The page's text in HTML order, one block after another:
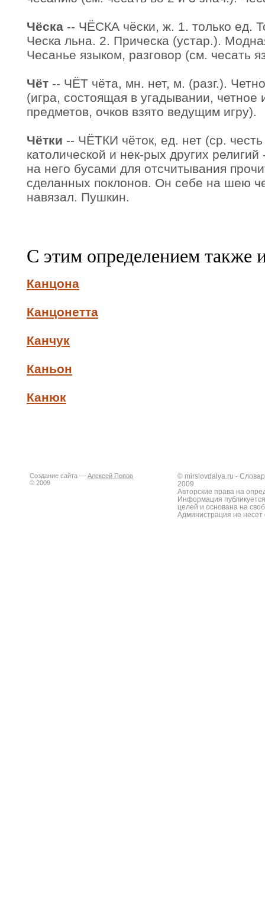
Чёска -- ЧЁСКА чёски, ж. 1. только ед.
Ческа льна. 2. Прическа (устар.).
Чесанье языком, разговор (см. чесать
Чёт -- ЧЁТ чёта, мн. нет, м. (разг.).
(игра, состоящая в угадывании, четное
предметов, очков взято ведущим игру).
Чётки -- ЧЁТКИ чёток, ед. нет (ср.
католической и нек-рых других
на него бусами для отсчитывания
сделанных поклонов. Он себе на шею
навязал. Пушкин.
С этим определением также
Канцона
Канцонетта
Канчук
Каньон
Канюк
Создание сайта — Алексей Попов
© 2009
© mirslovdalya.ru -
2009
Авторские права на
Информация
целей и основана на
Администрация не несет